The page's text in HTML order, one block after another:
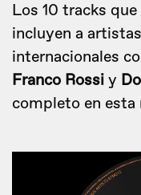
Los 10 tracks
incluyen a
internacionales
Franco Rossi y
completo en esta